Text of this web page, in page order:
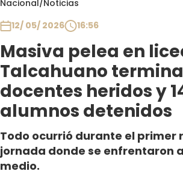
Nacional/Noticias
12/ 05/ 2026
16:56
Masiva pelea en
Talcahuano
docentes heridos y
alumnos detenidos
Todo ocurrió durante el primer
jornada donde se enfrentaron
medio.
Club De La Comedia
Contigo en Directo
Plan Perfecto
El Tiempo
Sabingo
Todos Los Programas